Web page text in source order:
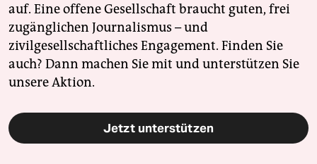
auf. Eine offene Gesellschaft braucht guten, frei
zugänglichen Journalismus – und
zivilgesellschaftliches Engagement. Finden Sie
auch? Dann machen Sie mit und unterstützen Sie
unsere Aktion.
Jetzt unterstützen